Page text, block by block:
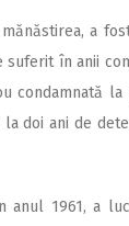
a
în anii
condamnată
doi ani de
anul 1961, a